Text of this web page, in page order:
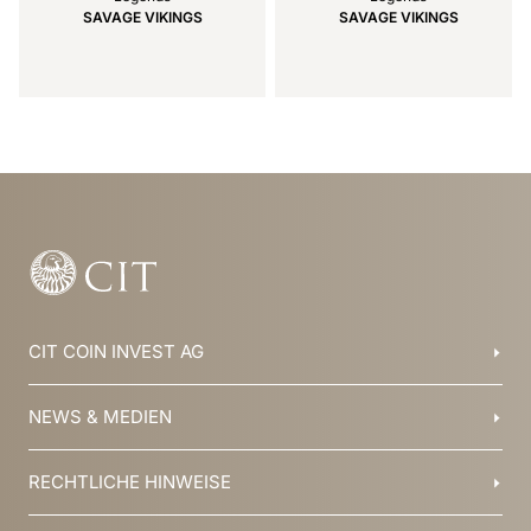
SAVAGE VIKINGS
SAVAGE VIKINGS
29
CIT COIN INVEST AG
Balzers, Liechtenstein
NEWS & MEDIEN
Blog
RECHTLICHE HINWEISE